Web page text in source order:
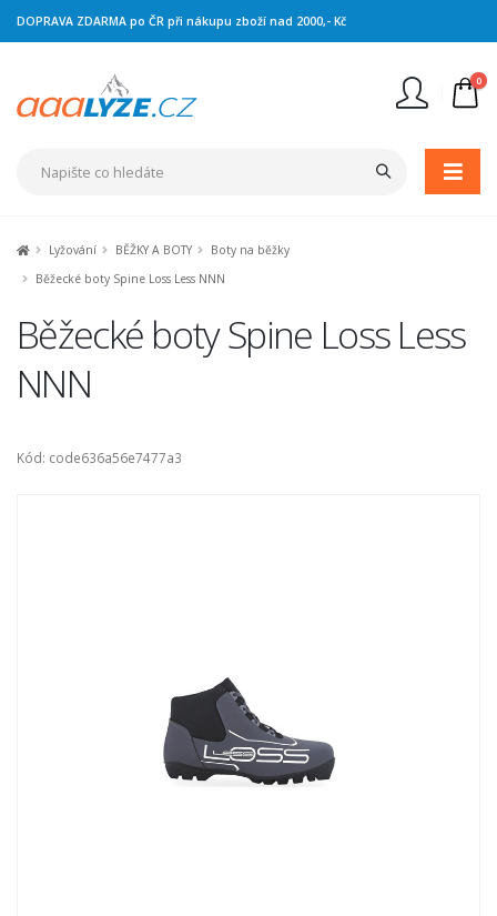
DOPRAVA ZDARMA po ČR při nákupu zboží nad 2000,- Kč
0
Lyžování BĚŽKY A BOTY
Boty na běžky
Běžecké boty Spine Loss Less NNN
Běžecké boty Spine Loss Less
NNN
Kód: code636a56e7477a3